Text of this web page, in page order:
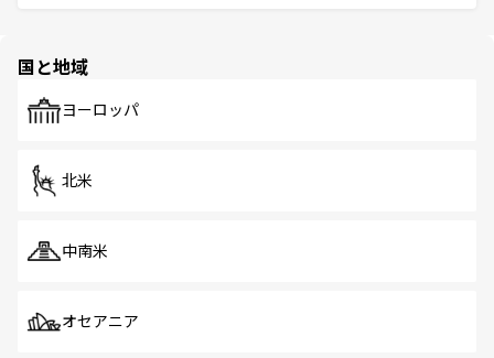
で、ホーカーズは地元の風情を楽しめる外せないスポット
国と地域
ヨーロッパ
北米
中南米
オセアニア